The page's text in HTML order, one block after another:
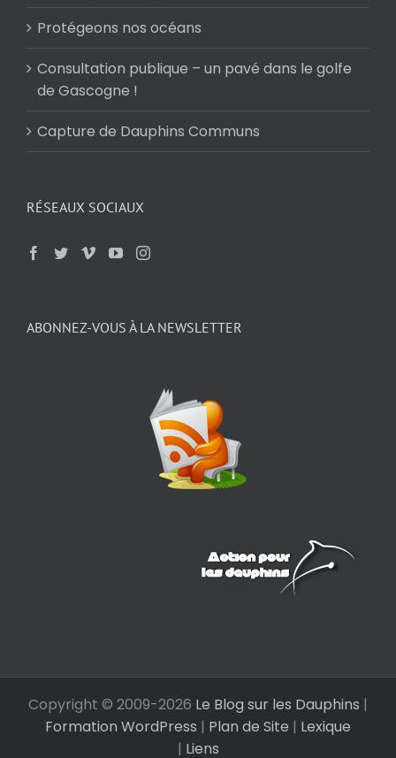
Protégeons nos océans
Consultation publique – un pavé dans le golfe
de Gascogne !
Capture de Dauphins Communs
RÉSEAUX SOCIAUX
ABONNEZ-VOUS À LA NEWSLETTER
Copyright © 2009-2026 Le Blog sur les Dauphins |
Formation WordPress | Plan de Site | Lexique
| Liens